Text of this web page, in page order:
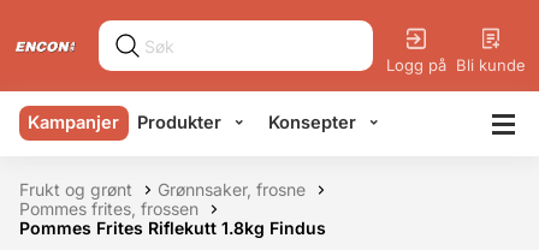
Logg på Bli kunde
Kampanjer Produkter Konsepter
Frukt og grønt
Grønnsaker, frosne
Pommes frites, frossen
Pommes Frites Riflekutt 1.8kg Findus